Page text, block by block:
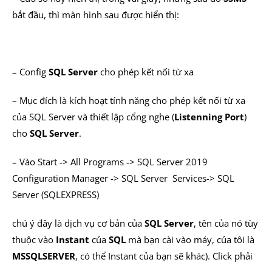
bắt đầu, thì màn hình sau được hiển thị:
– Config SQL Server cho phép kết nối từ xa
– Mục đích là kích hoạt tính năng cho phép kết nối từ xa
của SQL Server và thiết lập cổng nghe (Listenning Port)
cho SQL Server.
– Vào Start -> All Programs -> SQL Server 2019
Configuration Manager -> SQL Server Services-> SQL
Server (SQLEXPRESS)
chú ý đây là dịch vụ cơ bản của SQL Server, tên của nó tùy
thuộc vào Instant của SQL mà bạn cài vào máy, của tôi là
MSSQLSERVER, có thể Instant của bạn sẽ khác). Click phải